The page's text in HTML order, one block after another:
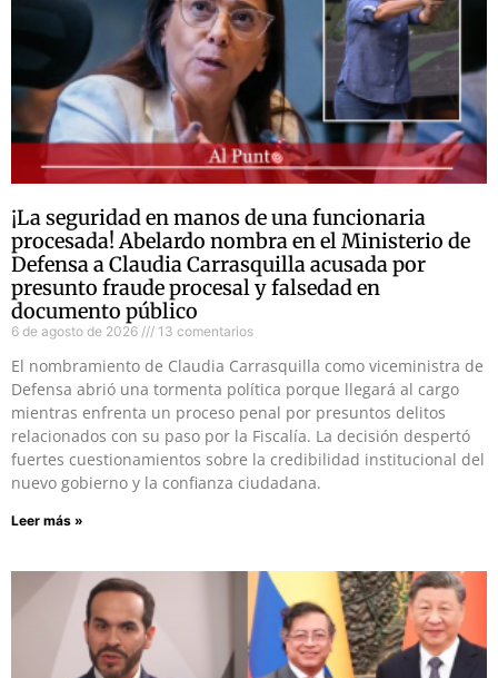
¡La seguridad en manos de una funcionaria
procesada! Abelardo nombra en el Ministerio de
Defensa a Claudia Carrasquilla acusada por
presunto fraude procesal y falsedad en
documento público
6 de agosto de 2026 13 comentarios
El nombramiento de Claudia Carrasquilla como viceministra de
Defensa abrió una tormenta política porque llegará al cargo
mientras enfrenta un proceso penal por presuntos delitos
relacionados con su paso por la Fiscalía. La decisión despertó
fuertes cuestionamientos sobre la credibilidad institucional del
nuevo gobierno y la confianza ciudadana.
Leer más »